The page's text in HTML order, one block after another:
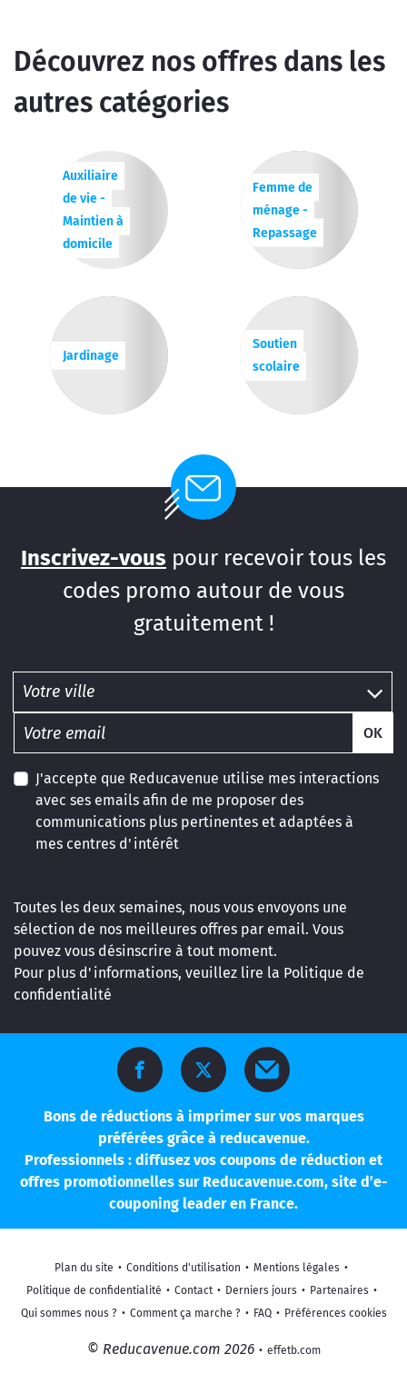
Découvrez nos offres dans les
autres catégories
Auxiliaire
de vie -
Maintien à
domicile
Femme de
ménage -
Repassage
Jardinage
Soutien
scolaire
Inscrivez-vous pour recevoir tous les
codes promo autour de vous
gratuitement !
OK
J'accepte que Reducavenue utilise mes interactions
avec ses emails afin de me proposer des
communications plus pertinentes et adaptées à
mes centres d'intérêt
Toutes les deux semaines, nous vous envoyons une
sélection de nos meilleures offres par email. Vous
pouvez vous désinscrire à tout moment.
Pour plus d'informations, veuillez lire la Politique de
confidentialité
Bons de réductions à imprimer sur vos marques
préférées grâce à reducavenue.
Professionnels : diffusez vos coupons de réduction et
offres promotionnelles sur Reducavenue.com, site d’e-
couponing leader en France.
Plan du site • Conditions d'utilisation • Mentions légales •
Politique de confidentialité • Contact • Derniers jours • Partenaires •
Qui sommes nous ? • Comment ça marche ? • FAQ • Préférences cookies
© Reducavenue.com 2026 • effetb.com